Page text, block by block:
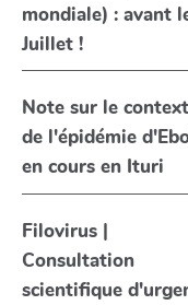
mondiale) : avant
Juillet !
Note sur le
de l'épidémie
en cours en Ituri
Filovirus |
Consultation
scientifique